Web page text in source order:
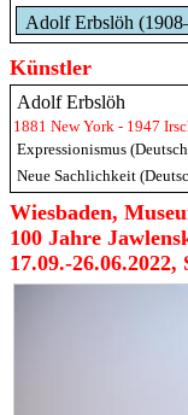
Adolf Erbslöh
Künstler
Adolf Erbslöh
1881 New York - 1947
Expressionismus
Neue Sachlichkeit
Wiesbaden,
100 Jahre
17.09.-26.06.2022,